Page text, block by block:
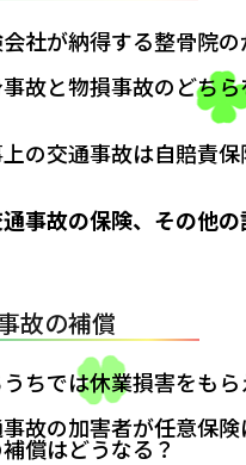
会社が納得する整骨院
事故と物損事故のどち
上の交通事故は自賠責
通事故の保険、その他
故の補償
うちでは休業損害をもら
事故の加害者が任意保
償はどうなる？